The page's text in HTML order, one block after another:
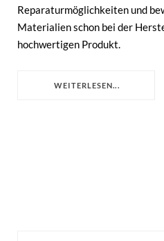
Reparaturmöglichkeiten und
Materialien schon bei der
hochwertigen Produkt.
WEITERLESEN...